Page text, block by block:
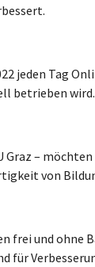
jeden Tag
betrieben wird.
Graz –
von
frei und ohne
für